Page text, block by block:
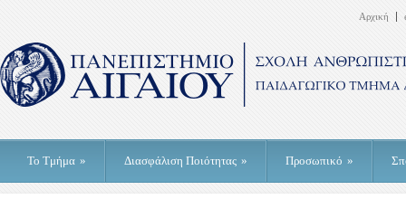
Αρχική
Το Τμήμα » Διασφάλιση Ποιότητας » Προσωπικό »